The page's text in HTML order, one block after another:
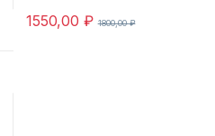
1550,00 ₽ 1800,00₽